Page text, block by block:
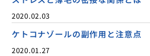
2020.02.03
ケトコナゾールの副作用と注意点
2020.01.27